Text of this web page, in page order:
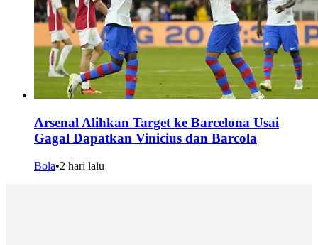
Arsenal Alihkan Target ke Barcelona Usai
Gagal Dapatkan Vinicius dan Barcola
Bola•2 hari lalu